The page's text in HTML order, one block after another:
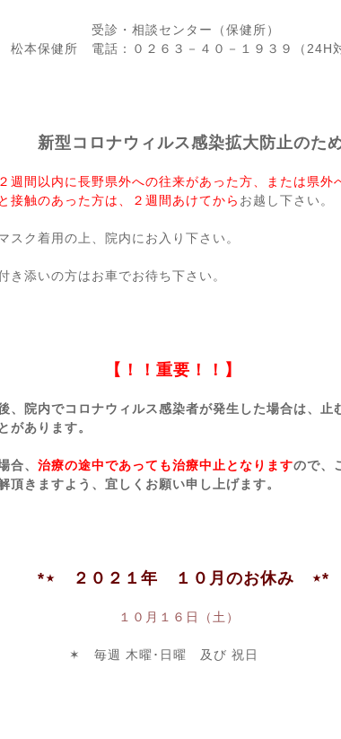
・相談センター（保健所）
保健所 電話：０２６３－４０－１９３９（24H対
新型コロナウィルス感染拡大防止のた
２週間以内に長野県外への往来があった方、または県外
触のあった方は、２週間あけてから お越し下さい。
スク着用の上、院内にお入り下さい。
き添いの方はお車でお待ち下さい。
【！！重要！！】
、院内でコロナウィルス感染者が発生した場合は、止
があります。
合、 治療の途中であっても治療中止となりますので、
頂きますよう、宜しくお願い申し上げます。
*⋆ ２０２１年 １０月のお休み ⋆*
１０月１６日（土）
週 木曜･日曜 及び 祝日